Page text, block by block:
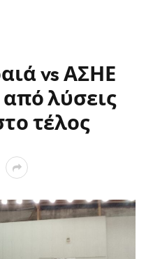
vs ΑΣΗΕ
από λύσεις
τέλος